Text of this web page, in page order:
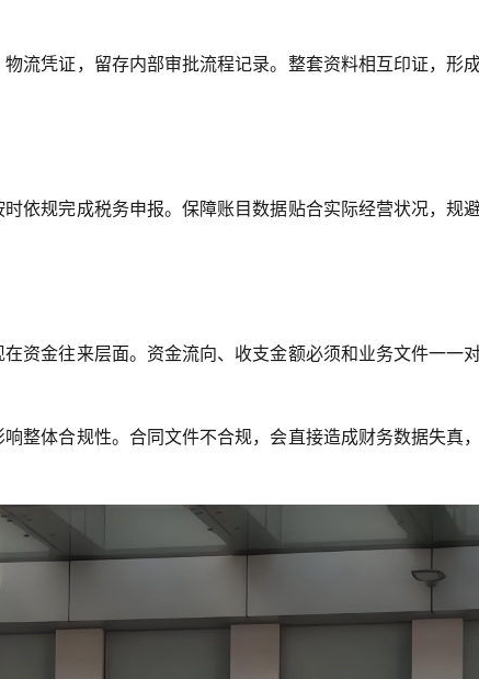
流凭证，留存内部审批流程记录。整套资料相互印证，形
依规完成税务申报。保障账目数据贴合实际经营状况，规
资金往来层面。资金流向、收支金额必须和业务文件一一
整体合规性。合同文件不合规，会直接造成财务数据失真